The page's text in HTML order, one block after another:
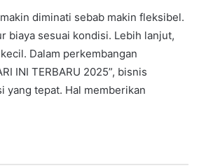
diminati sebab makin fleksibel.
biaya sesuai kondisi. Lebih lanjut,
Dalam perkembangan
INI TERBARU 2025”, bisnis
yang tepat. Hal memberikan